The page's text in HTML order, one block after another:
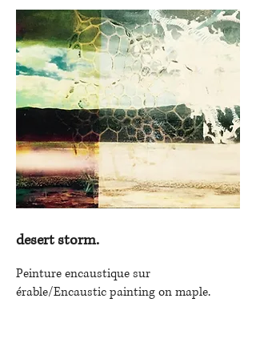
desert storm.
Peinture encaustique sur
érable/Encaustic painting on maple.